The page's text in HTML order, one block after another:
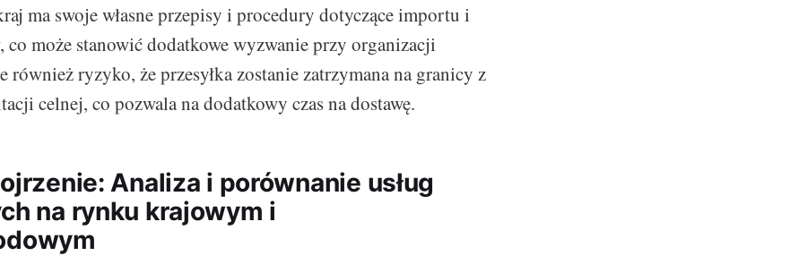
ma swoje własne przepisy i procedury dotyczące importu i
co może stanowić dodatkowe wyzwanie przy organizacji
również ryzyko, że przesyłka zostanie zatrzymana na granicy z
celnej, co pozwala na dodatkowy czas na dostawę.
Analiza i porównanie usług
na rynku krajowym i